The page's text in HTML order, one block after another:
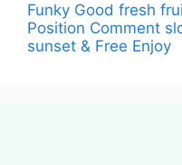
Funky Good fresh
Position Comment
sunset & Free Enjoy